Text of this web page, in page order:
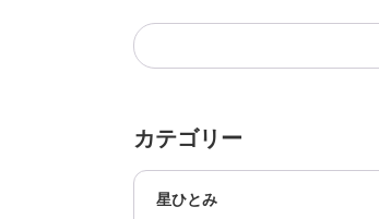
カテゴリー
星ひとみ